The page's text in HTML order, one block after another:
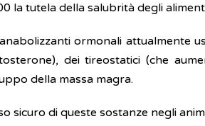
la tutela della salubrità degli
ormonali attualmente
dei tireostatici (che
della massa magra.
sicuro di queste sostanze negli